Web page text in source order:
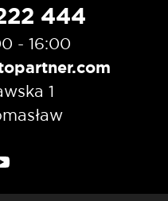
444
- 16:00
1